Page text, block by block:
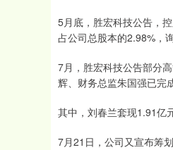
5月底，胜宏科技公告，
占公司总股本的2.98%，
7月，胜宏科技公告部分
辉、财务总监朱国强已完
其中，刘春兰套现1.91亿
7月21日，公司又宣布筹